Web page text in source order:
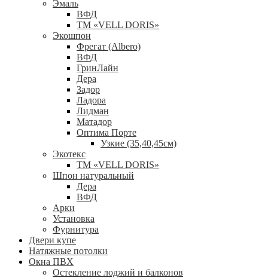
Эмаль
ВФД
ТМ «VELL DORIS»
Экошпон
Фрегат (Albero)
ВФД
ГринЛайн
Дера
Задор
Ладора
Лидман
Матадор
Оптима Порте
Узкие (35,40,45см)
Экотекс
ТМ «VELL DORIS»
Шпон натуральный
Дера
ВФД
Арки
Установка
Фурнитура
Двери купе
Натяжные потолки
Окна ПВХ
Остекление лоджий и балконов